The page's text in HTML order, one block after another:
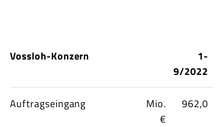
Vossloh-Konzern
1-
9/2022
Auftragseingang
Mio.
€
962,0